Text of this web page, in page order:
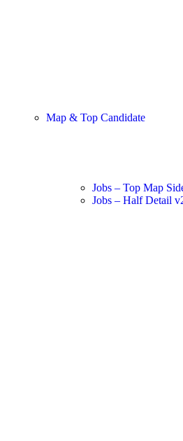
Map & Top Candidate
Jobs – Top Map
Jobs – Half Detail